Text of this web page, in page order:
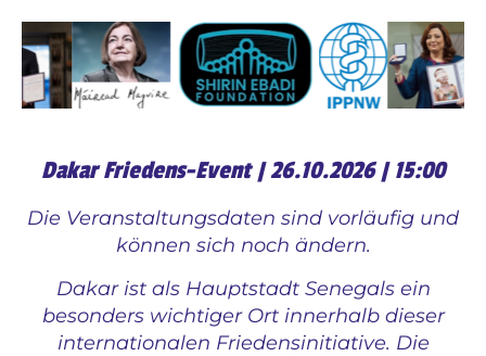
Dakar Friedens-Event | 26.10.2026 | 15:00
Die Veranstaltungsdaten sind vorläufig und
können sich noch ändern.
Dakar ist als Hauptstadt Senegals ein
besonders wichtiger Ort innerhalb dieser
internationalen Friedensinitiative. Die